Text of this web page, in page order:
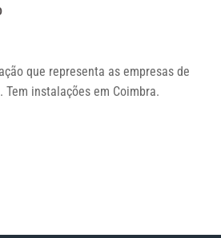
que representa as empresas de
instalações em Coimbra.